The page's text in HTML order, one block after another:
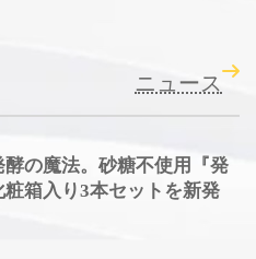
ニュース
の魔法。砂糖不使用『発
箱入り3本セットを新発